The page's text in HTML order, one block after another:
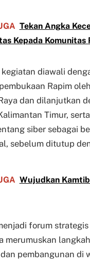
Tekan Angka
Kepada Komunitas
diawali
Rapim
dan dilanjutkan
Timur,
siber sebagai
sebelum ditutup
Wujudkan
forum
merumuskan
pembangunan di